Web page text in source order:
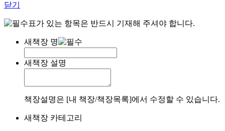
닫기
표가 있는 항목은 반드시 기재해 주셔야 합니다.
새책장 명
새책장 설명
책장설명은 [내 책장/책장목록]에서 수정할 수 있습니다.
새책장 카테고리